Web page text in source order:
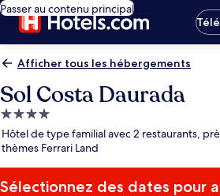
Passer au contenu principal
Afficher tous les hébergements
Sol Costa Daurada
Hébergement
4.0 étoiles
Hôtel de type familial avec 2 restaurants,
thèmes Ferrari Land
Sélectionnez des dates pour